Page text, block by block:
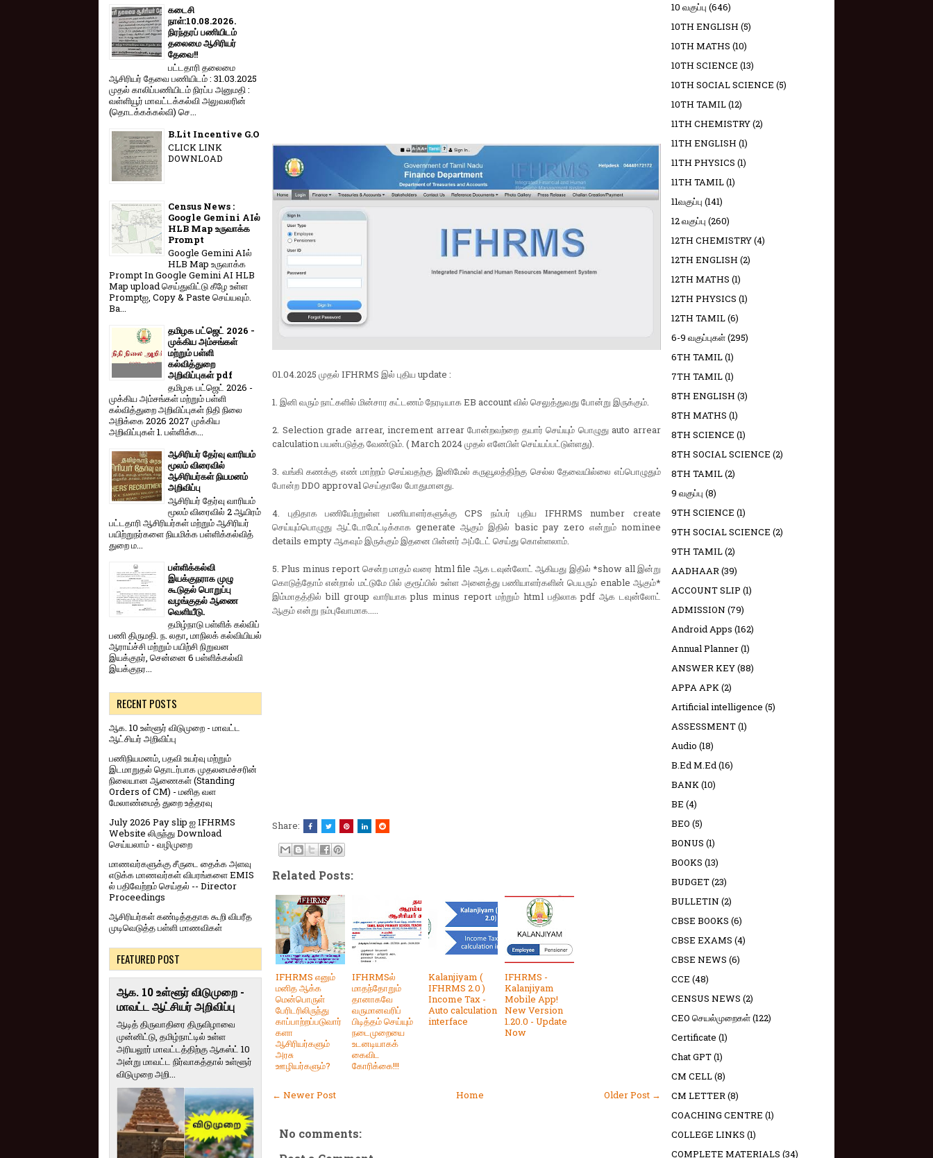
01.04.2025 முதல் IFHRMS இல் புதிய update :
1. இனி வரும் நாட்களில் மின்சார கட்டணம் நேரடியாக EB account வில் செலுத்துவது போன்று இருக்கும்.
2. Selection grade arrear, increment arrear போன்றவற்றை தயார் செய்யும் பொழுது auto arrear
calculation பயன்படுத்த வேண்டும். ( March 2024 முதல் எனேபிள் செய்யப்பட்டுள்ளது).
3. வங்கி கணக்கு எண் மாற்றம் செய்வதற்கு இனிமேல் கருவூலத்திற்கு செல்ல தேவையில்லை எப்பொழுதும்
போன்ற DDO approval செய்தாலே போதுமானது.
4. புதிதாக பணியேற்றுள்ள பணியாளர்களுக்கு CPS நம்பர் புதிய IFHRMS number create
செய்யும்பொழுது ஆட்டோமேட்டிக்காக generate ஆகும் இதில் basic pay zero என்றும் nominee
details empty ஆகவும் இருக்கும் இதனை பின்னர் அப்டேட் செய்து கொள்ளலாம்.
5. Plus minus report சென்ற மாதம் வரை html file ஆக டவுன்லோட் ஆகியது இதில் *show all இன்று
கொடுத்தோம் என்றால் மட்டுமே பில் குரூப்பில் உள்ள அனைத்து பணியாளர்களின் பெயரும் enable ஆகும்*
இம்மாதத்தில் bill group வாரியாக plus minus report மற்றும் html பதிலாக pdf ஆக டவுன்லோட்
ஆகும் என்று நம்புவோமாக.....
Share:
Related Posts:
IFHRMS எனும்
மனித ஆக்க
மென்பொருள்
பேரிடரிலிருந்து
காப்பாற்றப்படுவார்
களா
ஆசிரியர்களும்
அரசு
ஊழியர்களும்?
IFHRMSல்
மாதந்தோறும்
தானாகவே
வருமானவரிப்
பிடித்தம் செய்யும்
நடைமுறையை
உடனடியாகக்
கைவிட
கோரிக்கை!!!
Kalanjiyam (
IFHRMS 2.0 )
Income Tax -
Auto calculation
interface
IFHRMS -
Kalanjiyam
Mobile App!
New Version
1.20.0 - Update
Now
← Newer Post Older Post →
Home
No comments:
கடைசி
நாள்:10.08.2026.
நிரந்தரப் பணியிடம்
தலைமை ஆசிரியர்
தேவை!!
பட்டதாரி தலைமை
ஆசிரியர் தேவை பணியிடம் : 31.03.2025
முதல் காலிப்பணியிடம் நிரப்ப அனுமதி :
வள்ளியூர் மாவட்டக்கல்வி அலுவலரின்
(தொடக்கக்கல்வி) செ...
B.Lit Incentive G.O
CLICK LINK
DOWNLOAD
Census News :
Google Gemini AIல்
HLB Map உருவாக்க
Prompt
Google Gemini AIல்
HLB Map உருவாக்க
Prompt In Google Gemini AI HLB
Map upload செய்துவிட்டு கீழே உள்ள
Promptஐ, Copy & Paste செய்யவும்.
Ba...
தமிழக பட்ஜெட் 2026 -
முக்கிய அம்சங்கள்
மற்றும் பள்ளி
கல்வித்துறை
அறிவிப்புகள் pdf
தமிழக பட்ஜெட் 2026 -
முக்கிய அம்சங்கள் மற்றும் பள்ளி
கல்வித்துறை அறிவிப்புகள் நிதி நிலை
அறிக்கை 2026 2027 முக்கிய
அறிவிப்புகள் 1. பள்ளிக்க...
ஆசிரியர் தேர்வு வாரியம்
மூலம் விரைவில்
ஆசிரியர்கள் நியமனம்
அறிவிப்பு
ஆசிரியர் தேர்வு வாரி​யம்
மூலம் விரை​வில் 2 ஆயிரம்
பட்​ட​தாரி ஆசிரியர்​கள் மற்​றும் ஆசிரியர்
பயிற்றுநர்​களை நியமிக்க பள்​ளிக்​கல்​வித்​
துறை ம...
பள்ளிக்கல்வி
இயக்குநராக முழு
கூடுதல் பொறுப்பு
வழங்குதல் ஆணை
வெளியீடு.
தமிழ்நாடு பள்ளிக் கல்விப்
பணி திருமதி. ந. லதா, மாநிலக் கல்வியியல்
ஆராய்ச்சி மற்றும் பயிற்சி நிறுவன
இயக்குநர், சென்னை 6 பள்ளிக்கல்வி
இயக்குநர...
RECENT POSTS
ஆக. 10 உள்ளூர் விடுமுறை - மாவட்ட
ஆட்சியர் அறிவிப்பு
பணிநியமனம், பதவி உயர்வு மற்றும்
இடமாறுதல் தொடர்பாக முதலமைச்சரின்
நிலையான ஆணைகள் (Standing
Orders of CM) - மனித வள
மேலாண்மைத் துறை உத்தரவு
July 2026 Pay slip ஐ IFHRMS
Website லிருந்து Download
செய்யலாம் - வழிமுறை
மாணவர்களுக்கு சீருடை தைக்க அளவு
எடுக்க மாணவர்கள் விபரங்களை EMIS
ல் பதிவேற்றம் செய்தல் -- Director
Proceedings
ஆசிரியர்கள் கண்டித்ததாக கூறி விபரீத
முடிவெடுத்த பள்ளி மாணவிகள்
FEATURED POST
ஆக. 10 உள்ளூர் விடுமுறை -
மாவட்ட ஆட்சியர் அறிவிப்பு
ஆடித் திருவாதிரை திருவிழாவை
முன்னிட்டு, தமிழ்நாட்டில் உள்ள
அரியலூர் மாவட்டத்திற்கு ஆகஸ்ட் 10
அன்று மாவட்ட நிர்வாகத்தால் உள்ளூர்
விடுமுறை அறி...
10 வகுப்பு (646)
10TH ENGLISH (5)
10TH MATHS (10)
10TH SCIENCE (13)
10TH SOCIAL SCIENCE (5)
10TH TAMIL(12)
11TH CHEMISTRY(2)
11TH ENGLISH (1)
11TH PHYSICS (1)
11TH TAMIL(1)
11வகுப்பு (141)
12 வகுப்பு (260)
12TH CHEMISTRY(4)
12TH ENGLISH (2)
12TH MATHS (1)
12TH PHYSICS (1)
12TH TAMIL(6)
6-9 வகுப்புகள்(295)
6TH TAMIL(1)
7TH TAMIL(1)
8TH ENGLISH (3)
8TH MATHS (1)
8TH SCIENCE (1)
8TH SOCIAL SCIENCE (2)
8TH TAMIL(2)
9 வகுப்பு (8)
9TH SCIENCE (1)
9TH SOCIAL SCIENCE (2)
9TH TAMIL(2)
AADHAAR(39)
ACCOUNT SLIP (1)
ADMISSION (79)
Android Apps (162)
Annual Planner(1)
ANSWER KEY(88)
APPA APK(2)
Artificial intelligence (5)
ASSESSMENT(1)
Audio (18)
B.Ed M.Ed(16)
BANK(10)
BE (4)
BEO (5)
BONUS (1)
BOOKS (13)
BUDGET(23)
BULLETIN (2)
CBSE BOOKS (6)
CBSE EXAMS (4)
CBSE NEWS (6)
CCE (48)
CENSUS NEWS (2)
CEO செயல்முறைகள்(122)
Certificate (1)
Chat GPT(1)
CM CELL(8)
CM LETTER(8)
COACHING CENTRE (1)
COLLEGE LINKS (1)
COMPLETE MATERIALS (34)